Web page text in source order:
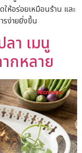
ห้อร่อยเหมือนร้าน และ
รง่ายยิ่งขึ้น
า เมนู
กหลาย